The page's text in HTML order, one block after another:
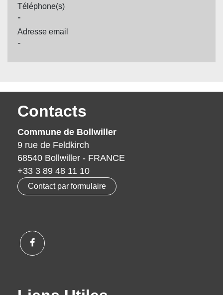
Téléphone(s)
-
Adresse email
-
Contacts
Commune de Bollwiller
9 rue de Feldkirch
68540 Bollwiller - FRANCE
+33 3 89 48 11 10
Contact par formulaire